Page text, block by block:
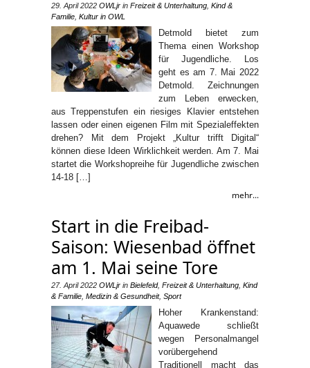
29. April 2022 OWLjr in Freizeit & Unterhaltung Kind &
Familie Kultur in OWL
Detmold bietet zum
Thema einen Workshop
für Jugendliche. Los
geht es am 7. Mai 2022
Detmold. Zeichnungen
zum Leben erwecken,
aus Treppenstufen ein riesiges Klavier entstehen
lassen oder einen eigenen Film mit Spezialeffekten
drehen? Mit dem Projekt „Kultur trifft Digital“
können diese Ideen Wirklichkeit werden. Am 7. Mai
startet die Workshopreihe für Jugendliche zwischen
14-18 […]
mehr...
Start in die Freibad-
Saison: Wiesenbad öffnet
am 1. Mai seine Tore
27. April 2022 OWLjr in Bielefeld, Freizeit & Unterhaltung Kind
& Familie Medizin & Gesundheit, Sport
Hoher Krankenstand:
Aquawede schließt
wegen Personalmangel
vorübergehend
Traditionell macht das